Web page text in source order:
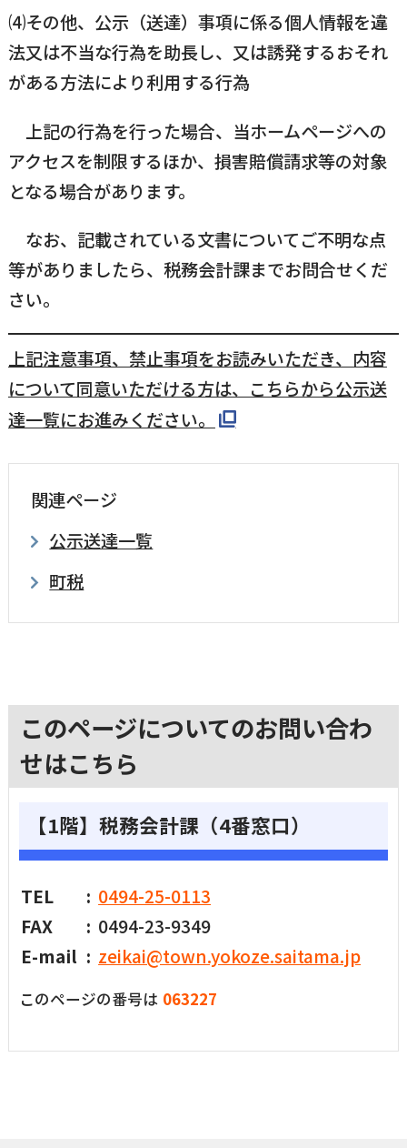
⑷その他、公示（送達）事項に係る個人情報を違
法又は不当な行為を助長し、又は誘発するおそれ
がある方法により利用する行為
上記の行為を行った場合、当ホームページへの
アクセスを制限するほか、損害賠償請求等の対象
となる場合があります。
なお、記載されている文書についてご不明な点
等がありましたら、税務会計課までお問合せくだ
さい。
上記注意事項、禁止事項をお読みいただき、内容
について同意いただける方は、こちらから公示送
達一覧にお進みください。
関連ページ
公示送達一覧
町税
このページについてのお問い合わ
せはこちら
【1階】税務会計課（4番窓口）
TEL
0494-25-0113
FAX
0494-23-9349
E-mail
zeikai@town.yokoze.saitama.jp
このページの番号は 063227